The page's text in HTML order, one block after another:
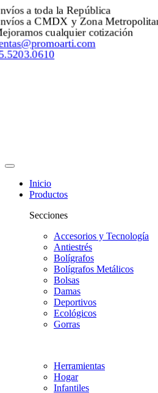
Envíos a toda la República
Envíos a CMDX y Zona Metropolitana
Mejoramos cualquier cotización
ventas@promoarti.com
55.5203.0610
Inicio
Productos
Secciones
Accesorios y Tecnología
Antiestrés
Bolígrafos
Bolígrafos Metálicos
Bolsas
Damas
Deportivos
Ecológicos
Gorras
Herramientas
Hogar
Infantiles